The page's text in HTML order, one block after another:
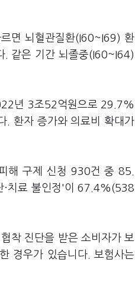
면 뇌혈관질환(I60~I69) 환
같은 기간 뇌졸중(I60~I64)
년 3조52억원으로 29.7%
환자 증가와 의료비 확대가
해 구제 신청 930건 중 85.
·치료 불인정'이 67.4%(538
착 진단을 받은 소비자가 보
경우가 있습니다. 보험사는